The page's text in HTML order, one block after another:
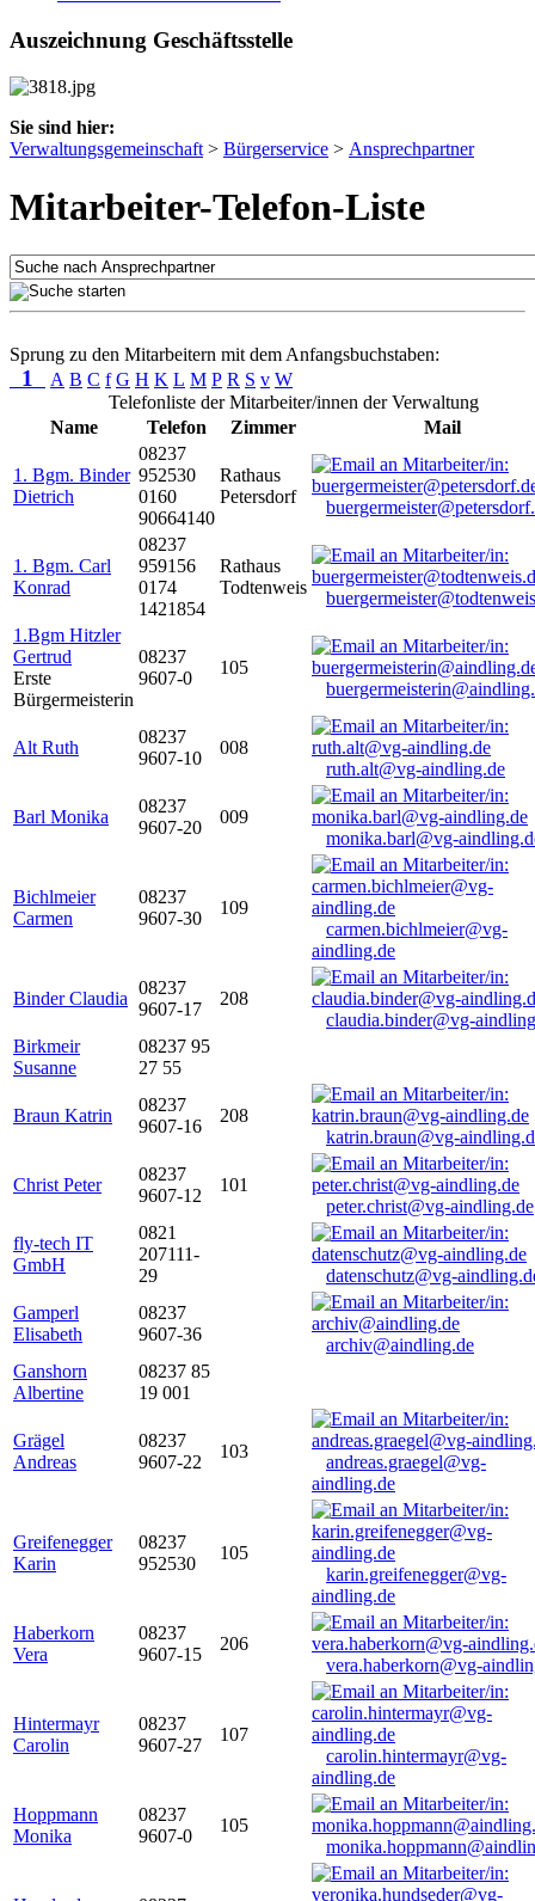
Auszeichnung Geschäftsstelle
Sie sind hier:
Verwaltungsgemeinschaft > Bürgerservice > Ansprechpartner
Mitarbeiter-Telefon-Liste
Sprung zu den Mitarbeitern mit dem Anfangsbuchstaben:
1 A B C f G H K L M P R S v W
Telefonliste der Mitarbeiter/innen der Verwaltung
Name
Telefon Zimmer Mail
1. Bgm. Binder
Dietrich
08237
952530
0160
90664140
Rathaus
Petersdorf
1. Bgm. Carl
Konrad
08237
959156
0174
1421854
Rathaus
Todtenweis
1.Bgm Hitzler
Gertrud
Erste
Bürgermeisterin
08237
9607-0
105
Alt Ruth
08237
9607-10
008
ruth.alt@vg-aindling.de
Barl Monika
08237
9607-20
009
monika.barl@vg-
Bichlmeier
Carmen
08237
9607-30
109
carmen.bichlmeier@vg-
aindling.de
Binder Claudia
08237
9607-17
208
claudia.binder@vg-
Birkmeir
Susanne
08237 95
27 55
Braun Katrin
08237
9607-16
208
katrin.braun@vg-
Christ Peter
08237
9607-12
101
peter.christ@vg-aindling.de
fly-tech IT
GmbH
0821
207111-
29
datenschutz@vg-
Gamperl
Elisabeth
08237
9607-36
archiv@aindling.de
Ganshorn
Albertine
08237 85
19 001
Grägel
Andreas
08237
9607-22
103
andreas.graegel@vg-
aindling.de
Greifenegger
Karin
08237
952530
105
karin.greifenegger@vg-
aindling.de
Haberkorn
Vera
08237
9607-15
206
vera.haberkorn@vg-
Hintermayr
Carolin
08237
9607-27
107
carolin.hintermayr@vg-
aindling.de
Hoppmann
Monika
08237
9607-0
105